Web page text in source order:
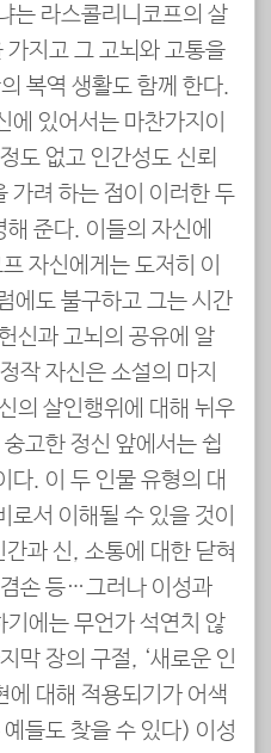
는 라스콜리니코프의 살
지고 그 고뇌와 고통을
복역 생활도 함께 한다.
에 있어서는 마찬가지이
도 없고 인간성도 신뢰
가려 하는 점이 이러한 두
준다. 이들의 자신에
자신에게는 도저히 이
에도 불구하고 그는 시간
신과 고뇌의 공유에 알
작 자신은 소설의 마지
의 살인행위에 대해 뉘우
고한 정신 앞에서는 쉽
다. 이 두 인물 유형의 대
서 이해될 수 있을 것이
과 신, 소통에 대한 닫혀
손 등…그러나 이성과
에는 무언가 석연치 않
막 장의 구절, ‘새로운 인
에 대해 적용되기가 어색
들도 찾을 수 있다) 이성